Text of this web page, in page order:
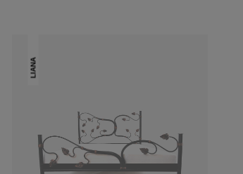
LIANA